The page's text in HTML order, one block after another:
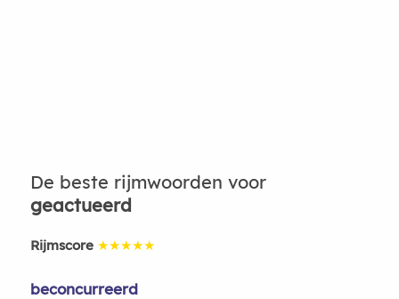
De beste rijmwoorden voor
geactueerd
Rijmscore ★★★★★
beconcurreerd